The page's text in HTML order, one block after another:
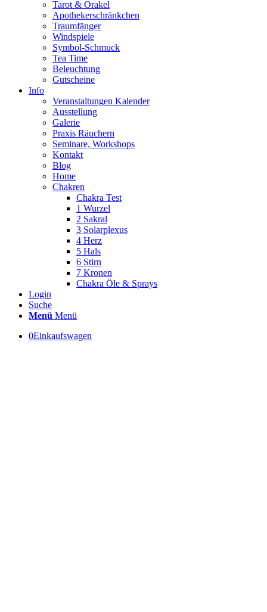
Tarot & Orakel
Apothekerschränkchen
Traumfänger
Windspiele
Symbol-Schmuck
Tea Time
Beleuchtung
Gutscheine
Info
Veranstaltungen Kalender
Ausstellung
Galerie
Praxis Räuchern
Seminare, Workshops
Kontakt
Blog
Home
Chakren
Chakra Test
1 Wurzel
2 Sakral
3 Solarplexus
4 Herz
5 Hals
6 Stirn
7 Kronen
Chakra Öle & Sprays
Login
Suche
Menü Menü
0Einkaufswagen